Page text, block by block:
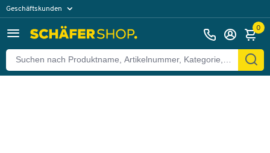
Geschäftskunden
0
Zurück